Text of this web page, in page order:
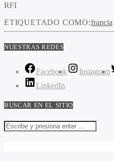
RFI
ETIQUETADO COMO:francia
NUESTRAS REDES
Facebook Instagram
LinkedIn
BUSCAR EN EL SITIO